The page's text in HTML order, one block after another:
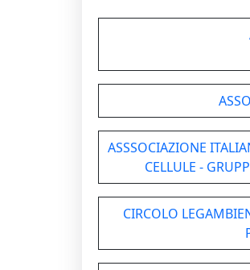
ASSSOCIAZIONE
CELLULE -
CIRCOLO